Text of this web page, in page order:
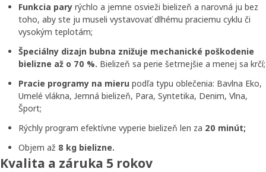
Funkcia pary rýchlo a jemne osvieži bielizeň a narovná ju bez
toho, aby ste ju museli vystavovať dlhému praciemu cyklu či
vysokým teplotám;
Špeciálny dizajn bubna znižuje mechanické poškodenie
bielizne až o 70 %. Bielizeň sa perie šetrnejšie a menej sa krčí;
Pracie programy na mieru podľa typu oblečenia: Bavlna Eko,
Umelé vlákna, Jemná bielizeň, Para, Syntetika, Denim, Vlna,
Šport;
Rýchly program efektívne vyperie bielizeň len za 20 minút;
Objem až 8 kg bielizne.
Kvalita a záruka 5 rokov